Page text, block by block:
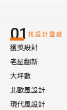
01 找設計靈感
獲獎設計
老屋翻新
大坪數
北歐風設計
現代風設計